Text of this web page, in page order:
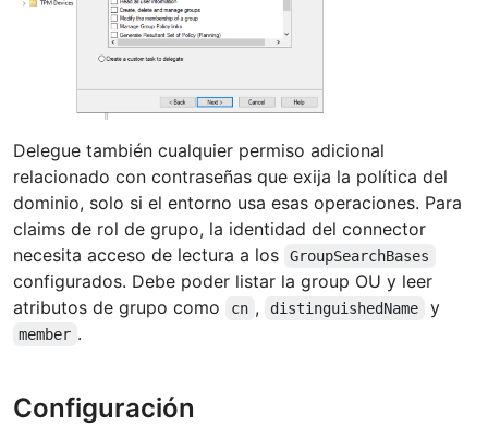
Delegue también cualquier permiso adicional
relacionado con contraseñas que exija la política del
dominio, solo si el entorno usa esas operaciones. Para
claims de rol de grupo, la identidad del connector
necesita acceso de lectura a los
GroupSearchBases
configurados. Debe poder listar la group OU y leer
atributos de grupo como
cn , distinguishedName y
member .
Configuración